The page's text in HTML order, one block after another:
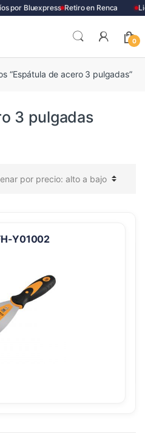
por Bluexpress Retiro en Renca
0
“Espátula de acero 3 pulgadas”
3 pulgadas
Y01002